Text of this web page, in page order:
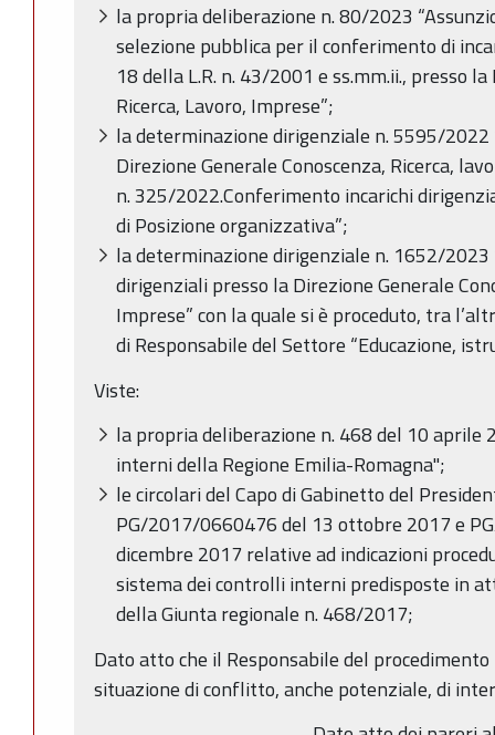
la propria deliberazione n. 80/2023
selezione pubblica per il conferimento di
18 della L.R. n. 43/2001 e ss.mm.ii., presso
Ricerca, Lavoro, Imprese”;
la determinazione dirigenziale n. 5595/
Direzione Generale Conoscenza, Ricerca,
n. 325/2022.Conferimento incarichi
di Posizione organizzativa”;
la determinazione dirigenziale n. 1652/
dirigenziali presso la Direzione Generale
Imprese” con la quale si è proceduto, tra
di Responsabile del Settore “Educazione,
Viste:
la propria deliberazione n. 468 del 10 aprile
interni della Regione Emilia-Romagna";
le circolari del Capo di Gabinetto del
PG/2017/0660476 del 13 ottobre 2017 e
dicembre 2017 relative ad indicazioni
sistema dei controlli interni predisposte in
della Giunta regionale n. 468/2017;
Dato atto che il Responsabile del
situazione di conflitto, anche potenziale, di